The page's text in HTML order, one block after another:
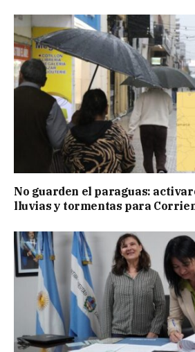
No guarden el paraguas:
lluvias y tormentas para